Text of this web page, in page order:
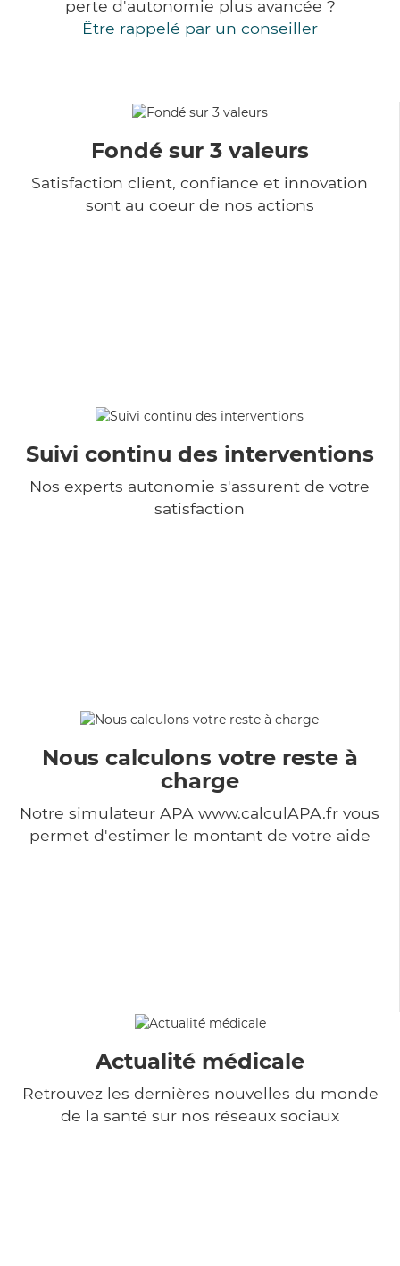
perte d'autonomie plus avancée ?
Être rappelé par un conseiller
Fondé sur 3 valeurs
Satisfaction client, confiance et innovation
sont au coeur de nos actions
Suivi continu des interventions
Nos experts autonomie s'assurent de votre
satisfaction
Nous calculons votre reste à
charge
Notre simulateur APA www.calculAPA.fr vous
permet d'estimer le montant de votre aide
Actualité médicale
Retrouvez les dernières nouvelles du monde
de la santé sur nos réseaux sociaux